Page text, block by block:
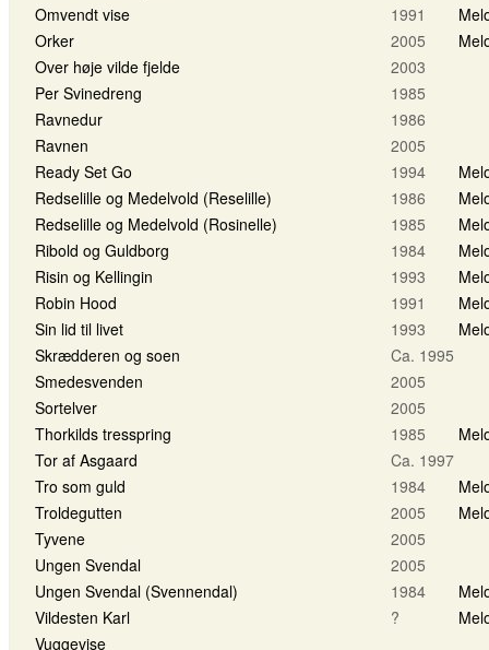
Omvendt vise
1991
Orker
2005
Over høje vilde fjelde
2003
Per Svinedreng
1985
Ravnedur
1986
Ravnen
2005
Ready Set Go
1994
Redselille og Medelvold (Reselille)
1986
Redselille og Medelvold (Rosinelle)
1985
Ribold og Guldborg
1984
Risin og Kellingin
1993
Robin Hood
1991
Sin lid til livet
1993
Skrædderen og soen
Ca. 1995
Smedesvenden
2005
Sortelver
2005
Thorkilds tresspring
1985
Tor af Asgaard
Ca. 1997
Tro som guld
1984
Troldegutten
2005
Tyvene
2005
Ungen Svendal
2005
Ungen Svendal (Svennendal)
1984
Vildesten Karl
?
Vuggevise